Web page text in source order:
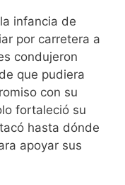
infancia de
por carretera a
condujeron
que pudiera
con su
fortaleció su
hasta dónde
apoyar sus